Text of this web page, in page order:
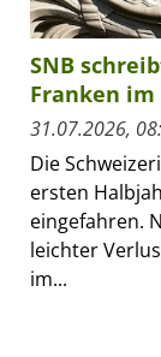
SNB
Franken
31.07.2026,
Die
ersten
eingefahren.
leichter
im...